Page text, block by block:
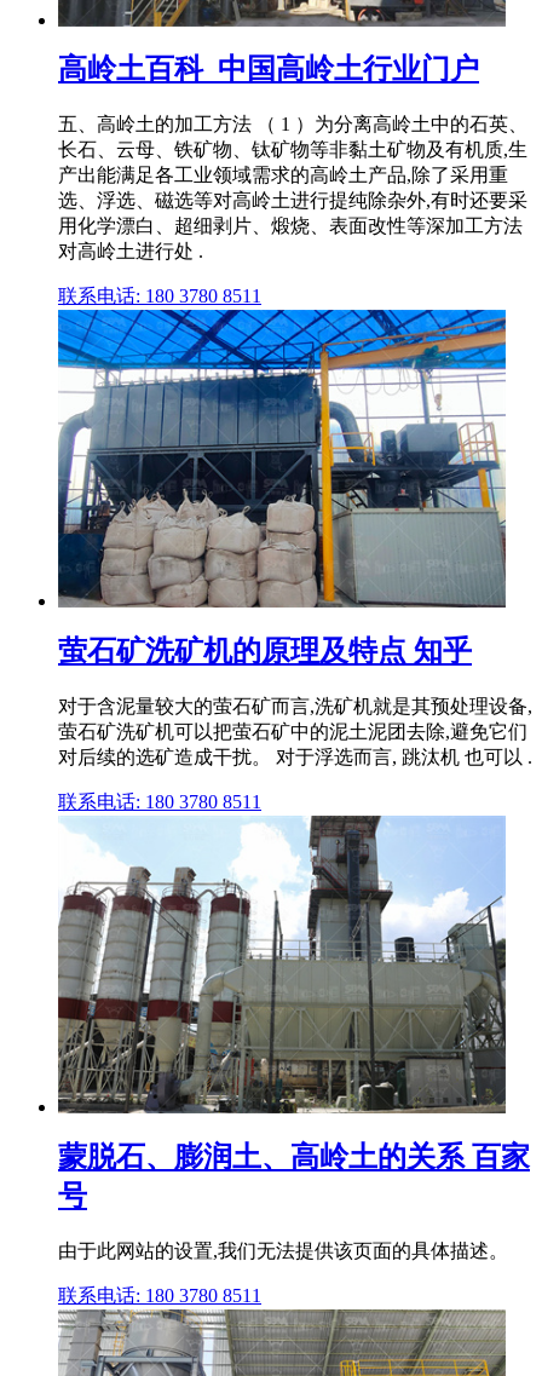
高岭土百科_中国高岭土行业门户
五、高岭土的加工方法 （ 1 ）为分离高岭土中的石英、
长石、云母、铁矿物、钛矿物等非黏土矿物及有机质,生
产出能满足各工业领域需求的高岭土产品,除了采用重
选、浮选、磁选等对高岭土进行提纯除杂外,有时还要采
用化学漂白、超细剥片、煅烧、表面改性等深加工方法
对高岭土进行处 .
联系电话: 180 3780 8511
萤石矿洗矿机的原理及特点 知乎
对于含泥量较大的萤石矿而言,洗矿机就是其预处理设备,
萤石矿洗矿机可以把萤石矿中的泥土泥团去除,避免它们
对后续的选矿造成干扰。 对于浮选而言, 跳汰机 也可以 .
联系电话: 180 3780 8511
蒙脱石、膨润土、高岭土的关系 百家
号
由于此网站的设置,我们无法提供该页面的具体描述。
联系电话: 180 3780 8511